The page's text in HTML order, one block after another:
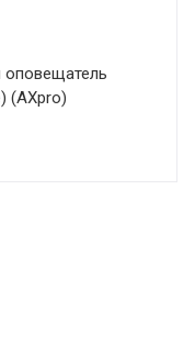
оповещатель
(AXpro)